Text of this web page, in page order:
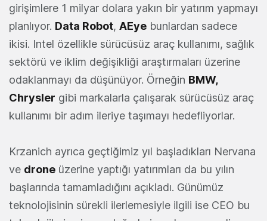
girişimlere 1 milyar dolara yakın bir yatırım yapmayı
planlıyor. Data Robot, AEye bunlardan sadece
ikisi. Intel özellikle sürücüsüz araç kullanımı, sağlık
sektörü ve iklim değişikliği araştırmaları üzerine
odaklanmayı da düşünüyor. Örneğin BMW,
Chrysler gibi markalarla çalışarak sürücüsüz araç
kullanımı bir adım ileriye taşımayı hedefliyorlar.
Krzanich ayrıca geçtiğimiz yıl başladıkları Nervana
ve drone üzerine yaptığı yatırımları da bu yılın
başlarında tamamladığını açıkladı. Günümüz
teknolojisinin sürekli ilerlemesiyle ilgili ise CEO bu